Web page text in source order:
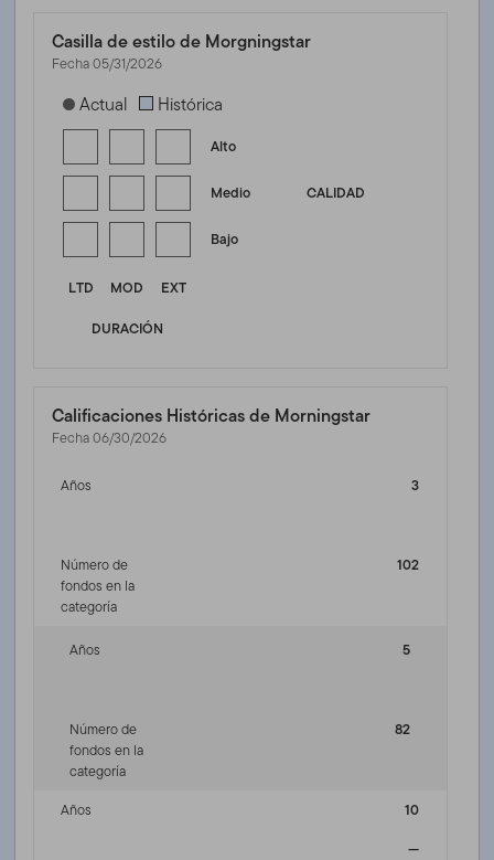
Casilla de estilo de Morgningstar
Fecha 05/31/2026
[products.morningstar-stylebox-title-sr-fixed]
Actual Histórica
Alto
CALIDAD
Medio
Bajo
LTD MOD
EXT
DURACIÓN
Calificaciones Históricas de Morningstar
Fecha 06/30/2026
Años 3
Número de
fondos en la
categoría
102
Años 5
Número de
fondos en la
categoría
82
Años
10
—